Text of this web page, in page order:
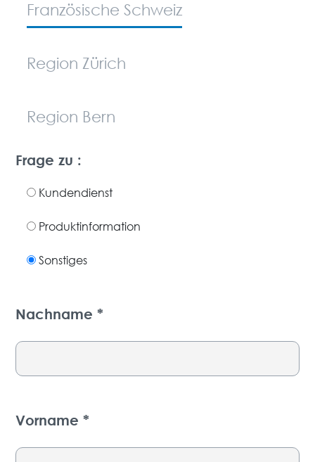
Französische Schweiz
Region Zürich
Region Bern
Frage zu :
Kundendienst
Produktinformation
Sonstiges
Nachname *
Vorname *